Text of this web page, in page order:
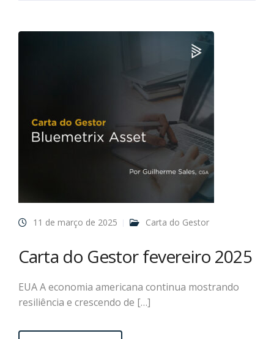
11 de março de 2025 Carta do Gestor
Carta do Gestor fevereiro 2025
EUA A economia americana continua mostrando
resiliência e crescendo de […]